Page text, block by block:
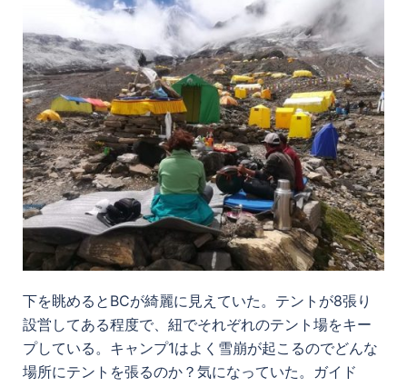
下を眺めるとBCが綺麗に見えていた。テントが8張り
設営してある程度で、紐でそれぞれのテント場をキー
プしている。キャンプ1はよく雪崩が起こるのでどんな
場所にテントを張るのか？気になっていた。ガイド